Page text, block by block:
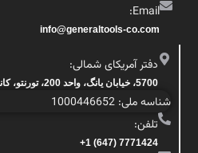
Email:
info@generaltools-co.com
دفتر آمریکای شمالی:
5700، خیابان یانگ، واحد 200، تورنتو، کانادا
شناسه ملی: 1000446652
تلفن:
7771424 (647) 1+